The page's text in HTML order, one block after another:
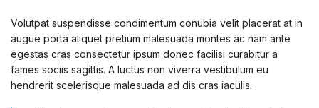
Volutpat suspendisse condimentum conubia velit placerat at in
augue porta aliquet pretium malesuada montes ac nam ante
egestas cras consectetur ipsum donec facilisi curabitur a
fames sociis sagittis. A luctus non viverra vestibulum eu
hendrerit scelerisque malesuada ad dis cras iaculis.